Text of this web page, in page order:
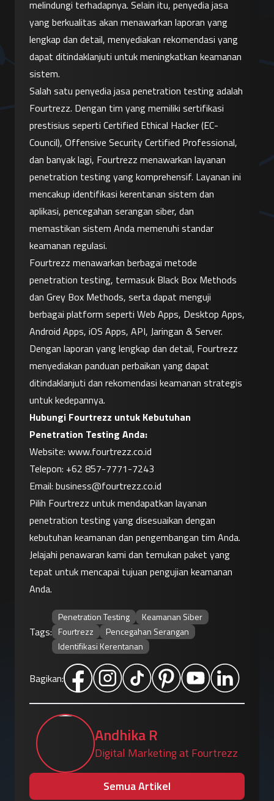
melindungi terhadapnya. Selain itu, penyedia jasa
yang berkualitas akan menawarkan laporan yang
lengkap dan detail, menyediakan rekomendasi yang
dapat ditindaklanjuti untuk meningkatkan keamanan
sistem.
Salah satu penyedia jasa penetration testing adalah
Fourtrezz. Dengan tim yang memiliki sertifikasi
prestisius seperti Certified Ethical Hacker (EC-
Council), Offensive Security Certified Professional,
dan banyak lagi, Fourtrezz menawarkan layanan
penetration testing yang komprehensif. Layanan ini
mencakup identifikasi kerentanan sistem dan
aplikasi, pencegahan serangan siber, dan
memastikan sistem Anda memenuhi standar
keamanan regulasi.
Fourtrezz menawarkan berbagai metode
penetration testing, termasuk Black Box Methods
dan Grey Box Methods, serta dapat menguji
berbagai platform seperti Web Apps, Desktop Apps,
Android Apps, iOS Apps, API, Jaringan & Server.
Dengan laporan yang lengkap dan detail, Fourtrezz
menyediakan panduan perbaikan yang dapat
ditindaklanjuti dan rekomendasi keamanan strategis
untuk kedepannya.
Hubungi Fourtrezz untuk Kebutuhan
Penetration Testing Anda:
Website: www.fourtrezz.co.id
Telepon: +62 857-7771-7243
Email: business@fourtrezz.co.id
Pilih Fourtrezz untuk mendapatkan layanan
penetration testing yang disesuaikan dengan
kebutuhan keamanan dan pengembangan tim Anda.
Jelajahi penawaran kami dan temukan paket yang
tepat untuk mencapai tujuan pengujian keamanan
Anda.
Tags:
Penetration Testing
Keamanan Siber
Fourtrezz
Pencegahan Serangan
Identifikasi Kerentanan
Bagikan:
Andhika R
Digital Marketing at Fourtrezz
Semua Artikel